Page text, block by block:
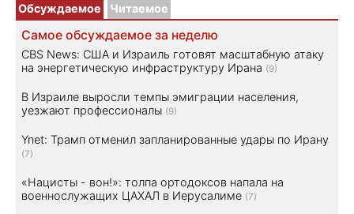
Обсуждаемое Читаемое
Самое обсуждаемое за неделю
CBS News: США и Израиль готовят масштабную атаку
на энергетическую инфраструктуру Ирана (9)
В Израиле выросли темпы эмиграции населения,
уезжают профессионалы (9)
Ynet: Трамп отменил запланированные удары по Ирану
(7)
«Нацисты - вон!»: толпа ортодоксов напала на
военнослужащих ЦАХАЛ в Иерусалиме (7)